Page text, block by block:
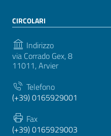
CIRCOLARI
Indirizzo
via Corrado Gex, 8
11011, Arvier
Telefono
(+39) 0165929001
Fax
(+39) 0165929003